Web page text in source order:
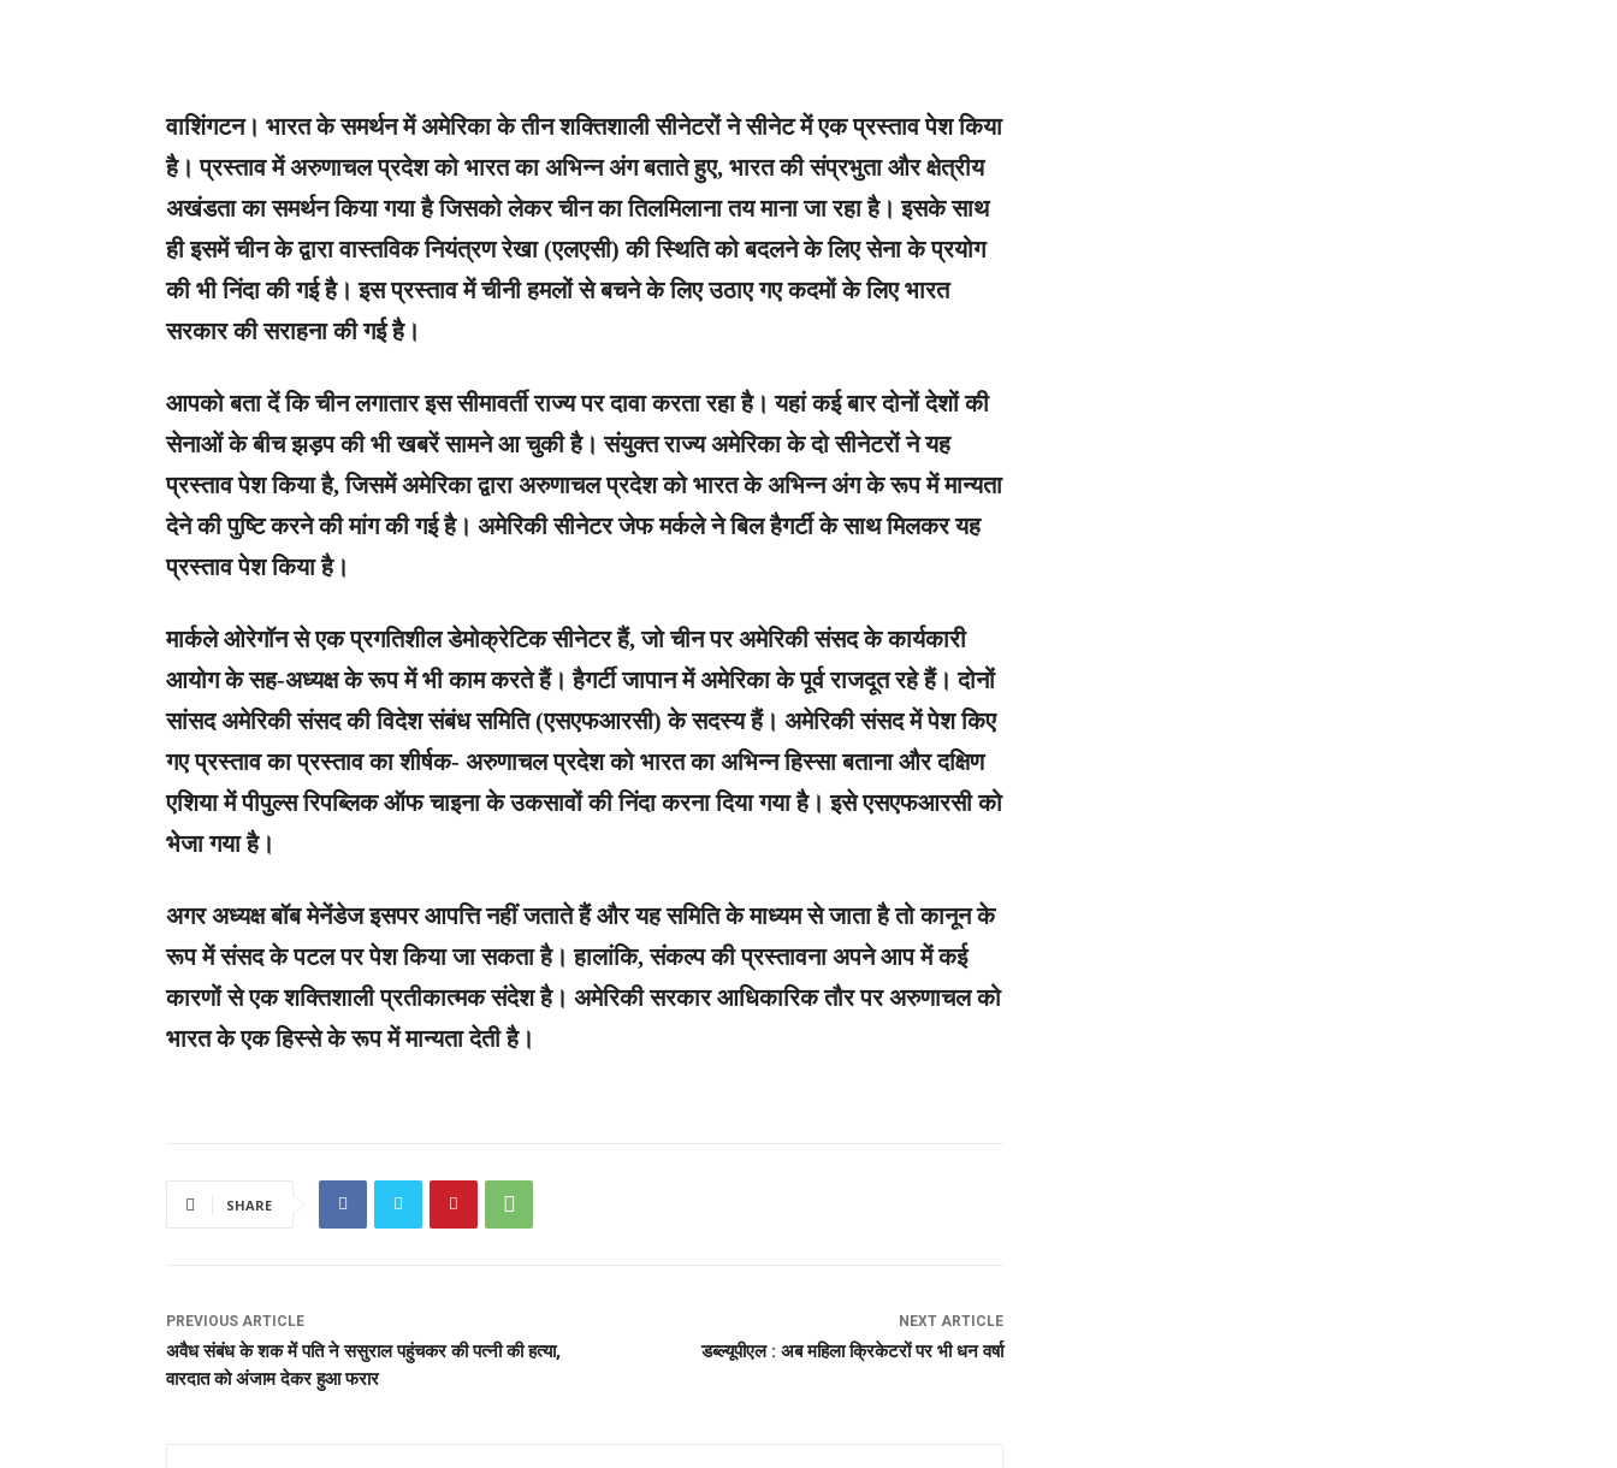
वाशिंगटन। भारत के समर्थन में अमेरिका के तीन शक्तिशाली सीनेटरों ने सीनेट में एक प्रस्ताव पेश किया
है। प्रस्ताव में अरुणाचल प्रदेश को भारत का अभिन्न अंग बताते हुए, भारत की संप्रभुता और क्षेत्रीय
अखंडता का समर्थन किया गया है जिसको लेकर चीन का तिलमिलाना तय माना जा रहा है। इसके साथ
ही इसमें चीन के द्वारा वास्तविक नियंत्रण रेखा (एलएसी) की स्थिति को बदलने के लिए सेना के प्रयोग
की भी निंदा की गई है। इस प्रस्ताव में चीनी हमलों से बचने के लिए उठाए गए कदमों के लिए भारत
सरकार की सराहना की गई है।
आपको बता दें कि चीन लगातार इस सीमावर्ती राज्य पर दावा करता रहा है। यहां कई बार दोनों देशों की
सेनाओं के बीच झड़प की भी खबरें सामने आ चुकी है। संयुक्त राज्य अमेरिका के दो सीनेटरों ने यह
प्रस्ताव पेश किया है, जिसमें अमेरिका द्वारा अरुणाचल प्रदेश को भारत के अभिन्न अंग के रूप में मान्यता
देने की पुष्टि करने की मांग की गई है। अमेरिकी सीनेटर जेफ मर्कले ने बिल हैगर्टी के साथ मिलकर यह
प्रस्ताव पेश किया है।
मार्कले ओरेगॉन से एक प्रगतिशील डेमोक्रेटिक सीनेटर हैं, जो चीन पर अमेरिकी संसद के कार्यकारी
आयोग के सह-अध्यक्ष के रूप में भी काम करते हैं। हैगर्टी जापान में अमेरिका के पूर्व राजदूत रहे हैं। दोनों
सांसद अमेरिकी संसद की विदेश संबंध समिति (एसएफआरसी) के सदस्य हैं। अमेरिकी संसद में पेश किए
गए प्रस्ताव का प्रस्ताव का शीर्षक- अरुणाचल प्रदेश को भारत का अभिन्न हिस्सा बताना और दक्षिण
एशिया में पीपुल्स रिपब्लिक ऑफ चाइना के उकसावों की निंदा करना दिया गया है। इसे एसएफआरसी को
भेजा गया है।
अगर अध्यक्ष बॉब मेनेंडेज इसपर आपत्ति नहीं जताते हैं और यह समिति के माध्यम से जाता है तो कानून के
रूप में संसद के पटल पर पेश किया जा सकता है। हालांकि, संकल्प की प्रस्तावना अपने आप में कई
कारणों से एक शक्तिशाली प्रतीकात्मक संदेश है। अमेरिकी सरकार आधिकारिक तौर पर अरुणाचल को
भारत के एक हिस्से के रूप में मान्यता देती है।
SHARE
PREVIOUS ARTICLE
अवैध संबंध के शक में पति ने ससुराल पहुंचकर की पत्नी की हत्या,
वारदात को अंजाम देकर हुआ फरार
NEXT ARTICLE
डब्ल्यूपीएल : अब महिला क्रिकेटरों पर भी धन वर्षा